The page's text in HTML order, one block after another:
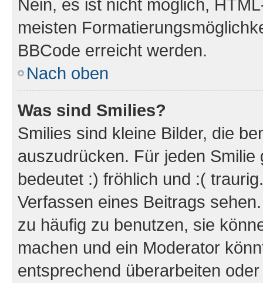
Nein, es ist nicht möglich,
meisten
BBCode erreicht werden.
Nach oben
Was sind Smilies?
Smilies sind kleine Bilder, die
auszudrücken. Für jeden
bedeutet :) fröhlich und :(
Verfassen eines Beitrags
zu häufig zu benutzen, sie
machen und ein Moderator
entsprechend überarbeiten